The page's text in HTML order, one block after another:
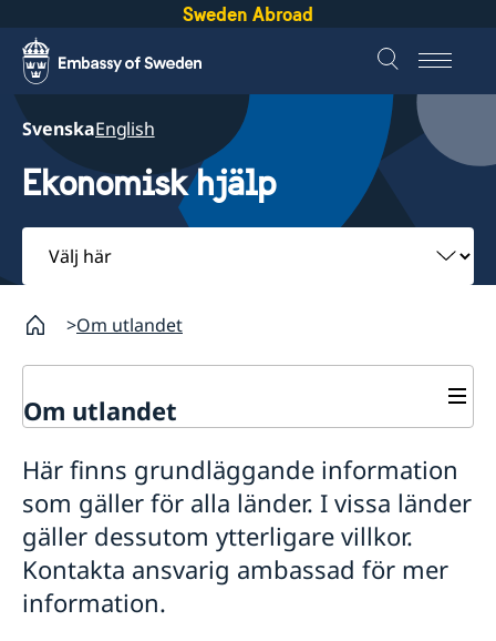
Sweden Abroad
SvenskaEnglish
Ekonomisk hjälp
Välj
här
Om utlandet
Om utlandet
Svenska företag i utlandet
Anmäla handelshinder
Här finns grundläggande information
som gäller för alla länder. I vissa länder
gäller dessutom ytterligare villkor.
Kontakta ansvarig ambassad för mer
information.